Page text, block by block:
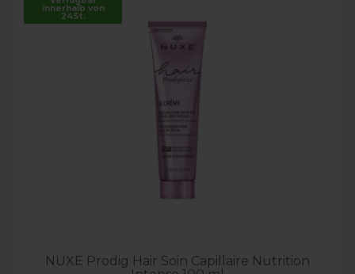
innerhalb von
24St.
NUXE Prodig Hair Soin Capillaire Nutrition